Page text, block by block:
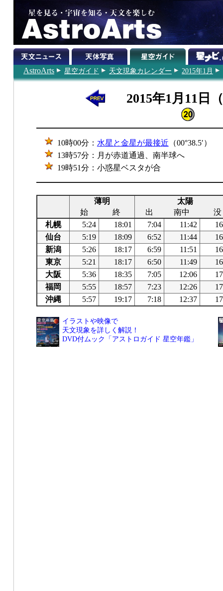
AstroArts 星空ガイド 天文現象カレンダー 2015年1月
2015年1月11日
10時00分： 水星と金星が最接近 （00°38.5′）
13時57分：月が赤道通過、南半球へ
19時51分：小惑星ベスタが合
薄明
太陽
始
終 出 南中
没
札幌
5:24 18:01 7:04 11:42
仙台
5:19 18:09 6:52 11:44
新潟
5:26 18:17 6:59 11:51
東京
5:21 18:17 6:50 11:49
大阪
5:36 18:35 7:05 12:06
福岡
5:55 18:57 7:23 12:26
沖縄
5:57 19:17 7:18 12:37
イラストや映像で
天文現象を詳しく解説！
DVD付ムック「アストロガイド 星空年鑑」